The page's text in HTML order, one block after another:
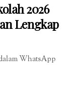
2026
Lengkap
WhatsApp